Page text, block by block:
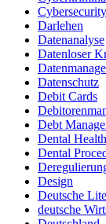
Cybersecurity
Darlehen
Datenanalyse
Datenloser
Datenschutz
Debit Cards
Debt
Dental Health
Dental
Design
Deutsche
deutsche